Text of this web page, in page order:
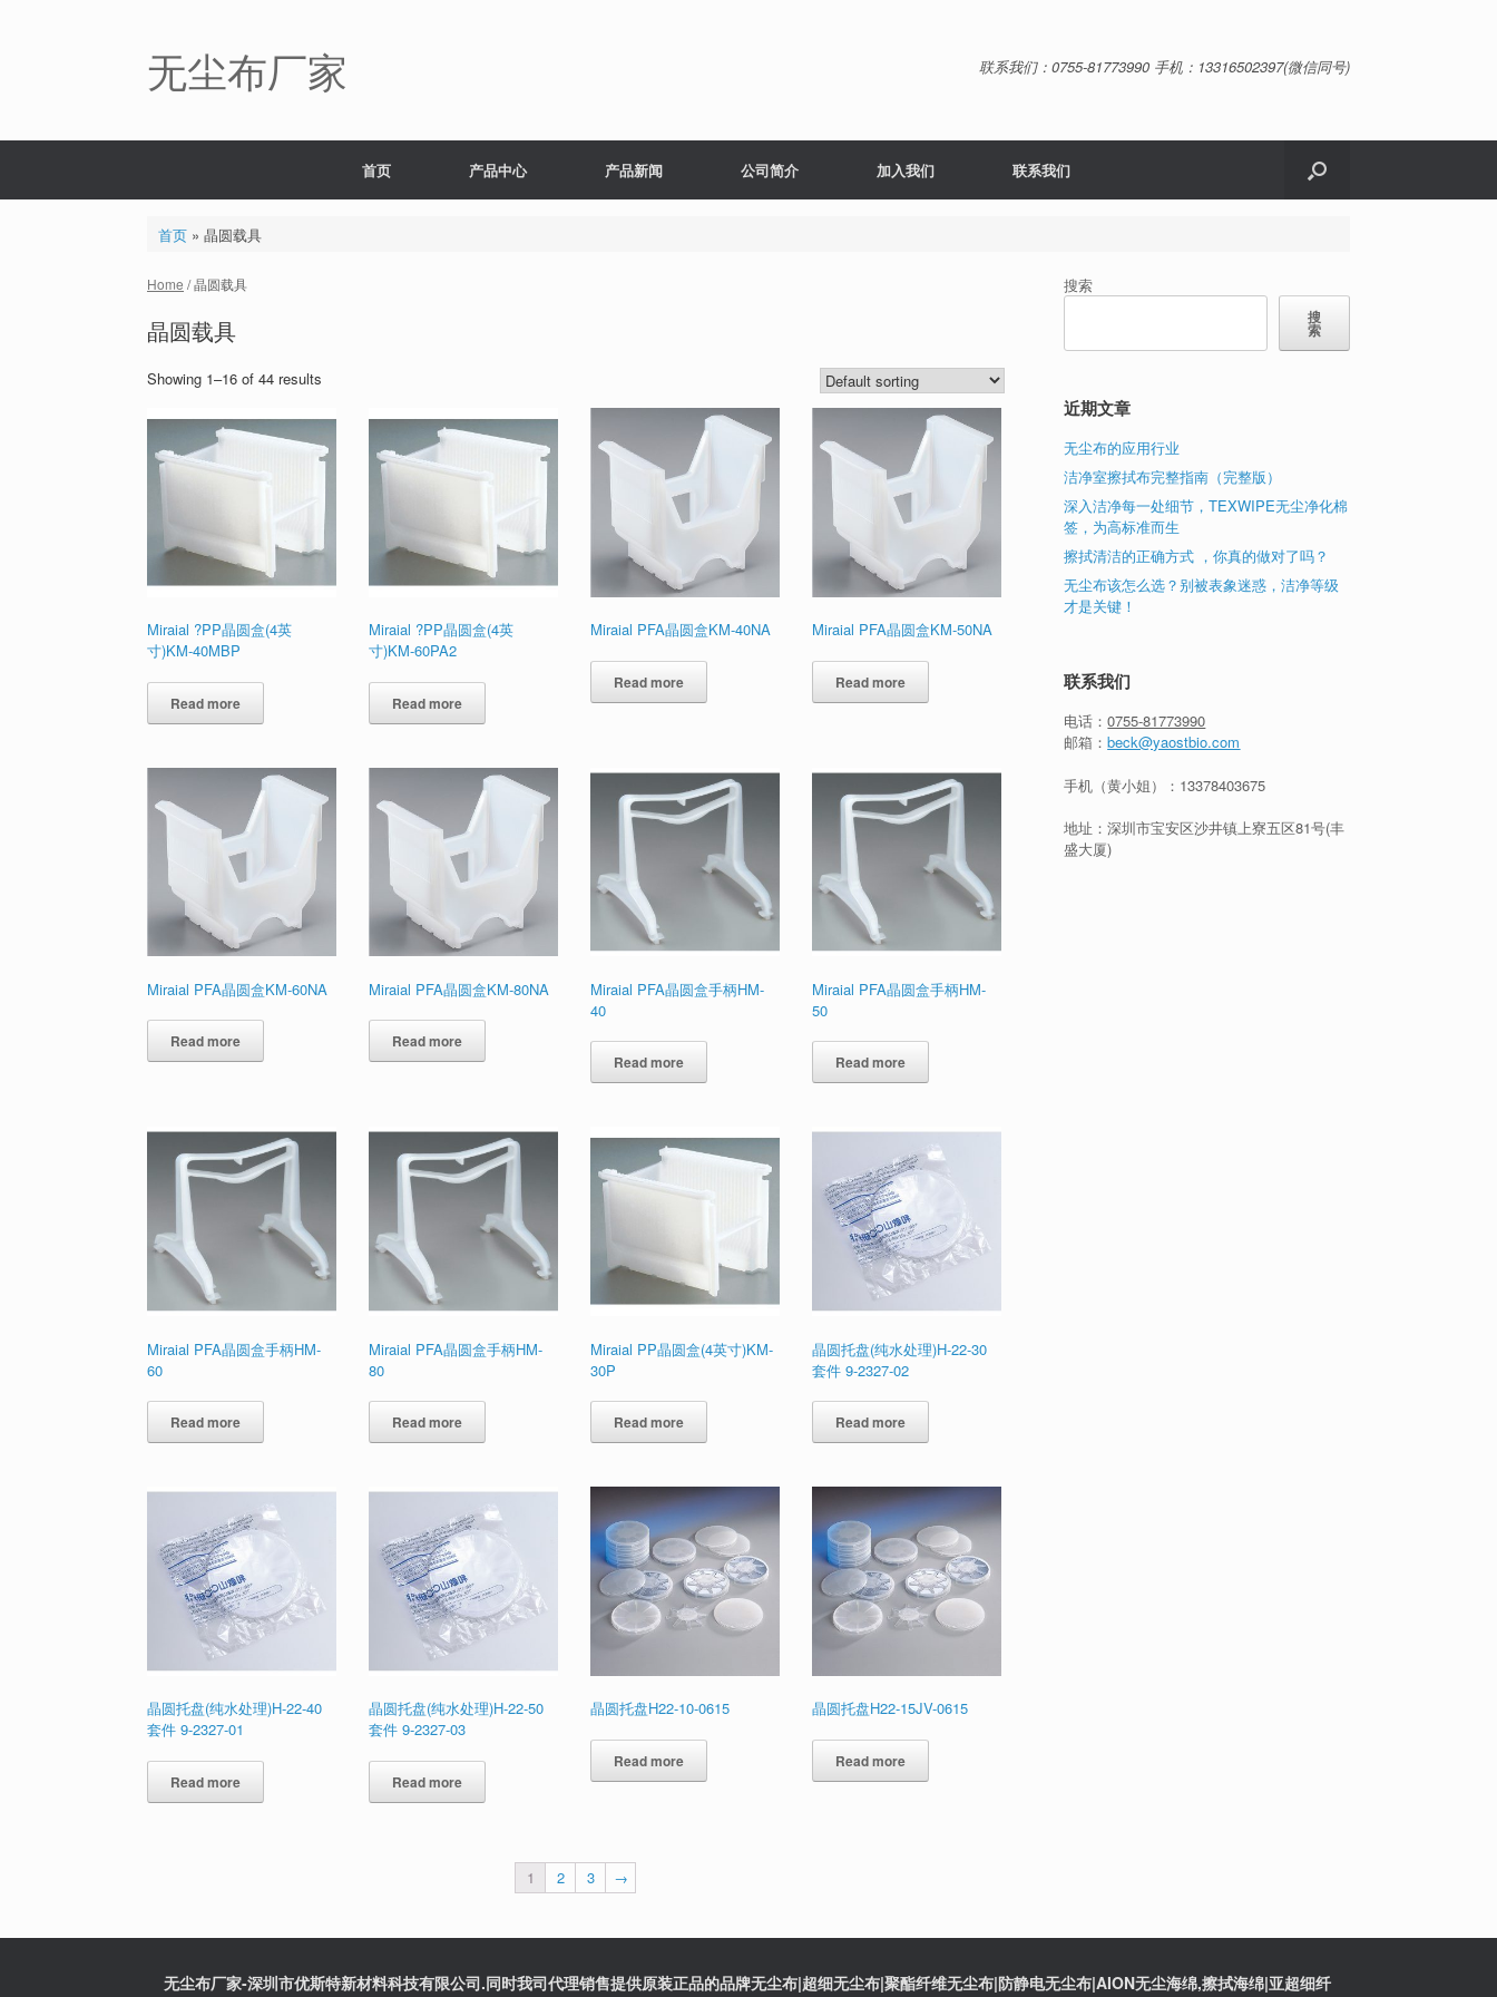
无尘布厂家 联系我们：0755-81773990 手机：13316502397(微信同号)
首页 产品中心 产品新闻 公司简介 加入我们 联系我们
首页» 晶圆载具
Home / 晶圆载具
晶圆载具
Showing 1–16 of 44 results
Miraial ?PP晶圆盒(4英
寸)KM-40MBP
Read more
Miraial ?PP晶圆盒(4英
寸)KM-60PA2
Read more
Miraial PFA晶圆盒KM-40NA
Read more
Miraial PFA晶圆盒KM-50NA
Read more
Miraial PFA晶圆盒KM-60NA
Read more
Miraial PFA晶圆盒KM-80NA
Read more
Miraial PFA晶圆盒手柄HM-
40
Read more
Miraial PFA晶圆盒手柄HM-
50
Read more
Miraial PFA晶圆盒手柄HM-
60
Read more
Miraial PFA晶圆盒手柄HM-
80
Read more
Miraial PP晶圆盒(4英寸)KM-
30P
Read more
晶圆托盘(纯水处理)H-22-30
套件 9-2327-02
Read more
晶圆托盘(纯水处理)H-22-40
套件 9-2327-01
Read more
晶圆托盘(纯水处理)H-22-50
套件 9-2327-03
Read more
晶圆托盘H22-10-0615
Read more
晶圆托盘H22-15JV-0615
Read more
1 2 3 →
搜索
搜
索
近期文章
无尘布的应用行业
洁净室擦拭布完整指南（完整版）
深入洁净每一处细节，TEXWIPE无尘净化棉
签，为高标准而生
擦拭清洁的正确方式 ，你真的做对了吗？
无尘布该怎么选？别被表象迷惑，洁净等级
才是关键！
联系我们
电话：0755-81773990
邮箱：beck@yaostbio.com
手机（黄小姐）： 13378403675
地址：深圳市宝安区沙井镇上寮五区81号(丰
盛大厦)
无尘布厂家-深圳市优斯特新材料科技有限公司.同时我司代理销售提供原装正品的品牌无尘布|超细无尘布|聚酯纤维无尘布|防静电无尘布|AION无尘海绵,擦拭海绵|亚超细纤